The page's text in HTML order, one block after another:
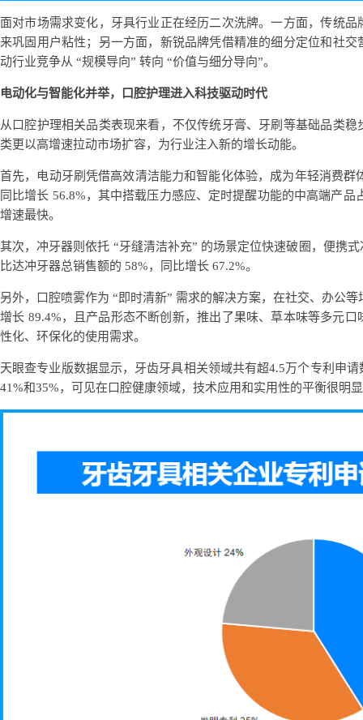
面对市场需求变化，牙具行业正在经历二次洗牌。一方面，传统
来巩固用户粘性；另一方面，新锐品牌凭借精准的细分定位和社
动行业竞争从 “规模导向” 转向 “价值与细分导向”。
电动化与智能化并举，口腔护理进入科技驱动时代
从口腔护理相关品类表现来看，不仅传统牙膏、牙刷等基础品类
类更以高增速拉动市场扩容，为行业注入新的增长动能。
首先，电动牙刷凭借高效清洁能力和智能化体验，成为年轻消费群
同比增长 56.8%，其中搭载压力感应、定时提醒功能的中高端产
增速最快。
其次，冲牙器则依托 “牙缝清洁补充” 的场景定位快速破圈，便携
比达冲牙器总销售额的 58%，同比增长 67.2%。
另外，口腔喷雾作为 “即时清新” 需求的解决方案，在社交、办公
增长 89.4%，且产品形态不断创新，推出了果味、草本味等多元
性化、环保化的使用需求。
天眼查专业版数据显示，牙齿牙具相关领域共有超4.5万个专利申
41%和35%，可见在口腔健康领域，技术应用和实用性的平衡很明